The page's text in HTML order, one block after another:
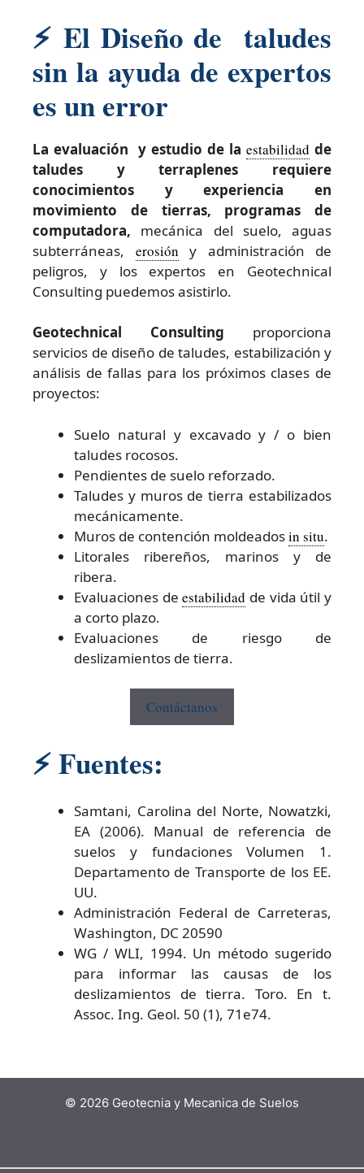
⚡ El Diseño de taludes
sin la ayuda de expertos
es un error
La evaluación y estudio de la estabilidad de
taludes y terraplenes requiere
conocimientos y experiencia en
movimiento de tierras, programas de
computadora, mecánica del suelo, aguas
subterráneas, erosión y administración de
peligros, y los expertos en Geotechnical
Consulting puedemos asistirlo.
Geotechnical Consulting proporciona
servicios de diseño de taludes, estabilización y
análisis de fallas para los próximos clases de
proyectos:
Suelo natural y excavado y / o bien
taludes rocosos.
Pendientes de suelo reforzado.
Taludes y muros de tierra estabilizados
mecánicamente.
Muros de contención moldeadosin situ.
Litorales ribereños, marinos y de
ribera.
Evaluaciones deestabilidad de vida útil y
a corto plazo.
Evaluaciones de riesgo de
deslizamientos de tierra.
Contáctanos
⚡Fuentes:
Samtani, Carolina del Norte, Nowatzki,
EA (2006). Manual de referencia de
suelos y fundaciones Volumen 1.
Departamento de Transporte de los EE.
UU.
Administración Federal de Carreteras,
Washington, DC 20590
WG / WLI, 1994. Un método sugerido
para informar las causas de los
deslizamientos de tierra. Toro. En t.
Assoc. Ing. Geol. 50 (1), 71e74.
© 2026 Geotecnia y Mecanica de Suelos